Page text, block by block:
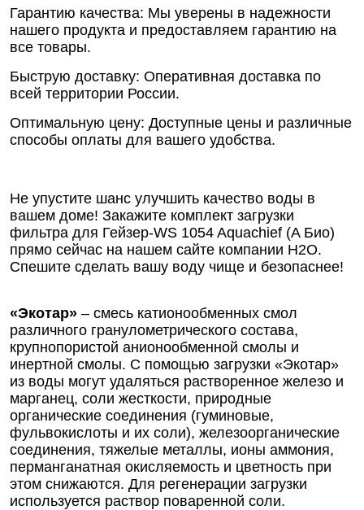
Гарантию качества: Мы уверены в надежности
нашего продукта и предоставляем гарантию на
все товары.
Быструю доставку: Оперативная доставка по
всей территории России.
Оптимальную цену: Доступные цены и различные
способы оплаты для вашего удобства.
Не упустите шанс улучшить качество воды в
вашем доме! Закажите комплект загрузки
фильтра для Гейзер-WS 1054 Aquachief (A Био)
прямо сейчас на нашем сайте компании Н2О.
Спешите сделать вашу воду чище и безопаснее!
«Экотар» – смесь катионообменных смол
различного гранулометрического состава,
крупнопористой анионообменной смолы и
инертной смолы. С помощью загрузки «Экотар»
из воды могут удаляться растворенное железо и
марганец, соли жесткости, природные
органические соединения (гуминовые,
фульвокислоты и их соли), железоорганические
соединения, тяжелые металлы, ионы аммония,
перманганатная окисляемость и цветность при
этом снижаются. Для регенерации загрузки
используется раствор поваренной соли.